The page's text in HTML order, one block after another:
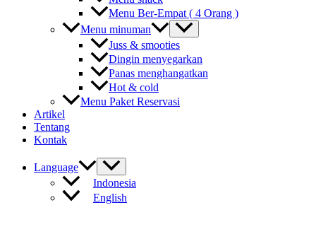
Menu Ber-Empat ( 4 Orang )
Menu minuman
Juss & smooties
Dingin menyegarkan
Panas menghangatkan
Hot & cold
Menu Paket Reservasi
Artikel
Tentang
Kontak
Language
Indonesia
English